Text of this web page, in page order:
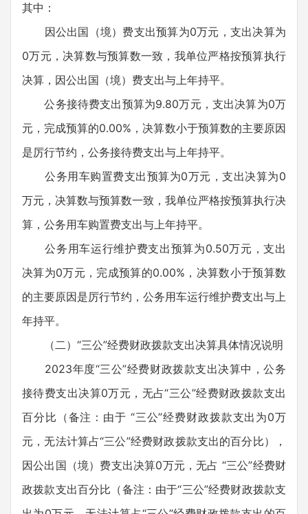
其中：
因公出国（境）费支出预算为0万元，支出决算为
0万元，决算数与预算数一致，我单位严格按预算执行
决算，因公出国（境）费支出与上年持平。
公务接待费支出预算为9.80万元，支出决算为0万
元，完成预算的0.00%，决算数小于预算数的主要原因
是厉行节约，公务接待费支出与上年持平。
公务用车购置费支出预算为0万元，支出决算为0
万元，决算数与预算数一致，我单位严格按预算执行决
算，公务用车购置费支出与上年持平。
公务用车运行维护费支出预算为0.50万元，支出
决算为0万元，完成预算的0.00%，决算数小于预算数
的主要原因是厉行节约，公务用车运行维护费支出与上
年持平。
（二）“三公”经费财政拨款支出决算具体情况说明
2023年度“三公”经费财政拨款支出决算中，公务
接待费支出决算0万元，无占“三公”经费财政拨款支出
百分比（备注：由于 “三公”经费财政拨款支出为0万
元，无法计算占“三公”经费财政拨款支出的百分比），
因公出国（境）费支出决算0万元，无占 “三公”经费财
政拨款支出百分比（备注：由于“三公”经费财政拨款支